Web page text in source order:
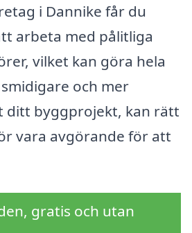
i Dannike får du
arbeta med pålitliga
vilket kan göra hela
och mer
ditt byggprojekt, kan rätt
vara avgörande för att
gratis och utan